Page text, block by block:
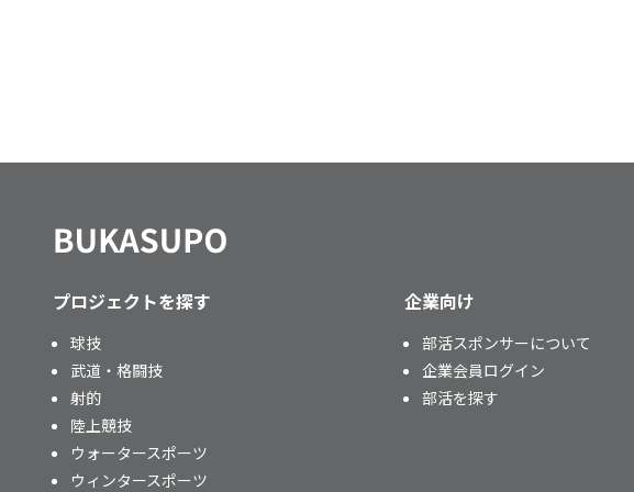
プロジェクトを探す
球技
武道・格闘技
射的
陸上競技
ウォータースポーツ
ウィンタースポーツ
企業向け
部活スポンサーについて
企業会員ログイン
部活を探す